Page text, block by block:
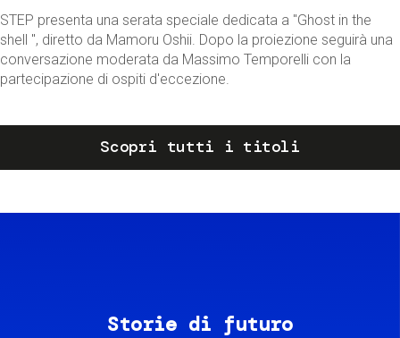
STEP presenta una serata speciale dedicata a "Ghost in the
shell ", diretto da Mamoru Oshii. Dopo la proiezione seguirà una
conversazione moderata da Massimo Temporelli con la
partecipazione di ospiti d'eccezione.
Scopri tutti i titoli
Storie di futuro